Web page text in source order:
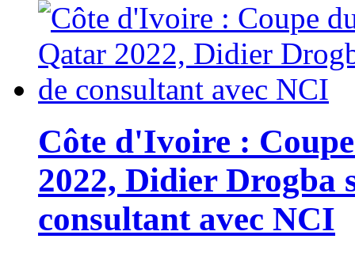
Côte d'Ivoire :
2022, Didier Drogba
consultant avec NCI